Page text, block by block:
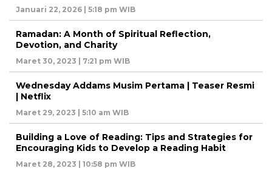
Januari 22, 2026 | 5:18 pm WIB
Ramadan: A Month of Spiritual Reflection,
Devotion, and Charity
Maret 30, 2023 | 7:21 pm WIB
Wednesday Addams Musim Pertama | Teaser Resmi
| Netflix
Maret 29, 2023 | 5:10 am WIB
Building a Love of Reading: Tips and Strategies for
Encouraging Kids to Develop a Reading Habit
Maret 28, 2023 | 10:58 pm WIB